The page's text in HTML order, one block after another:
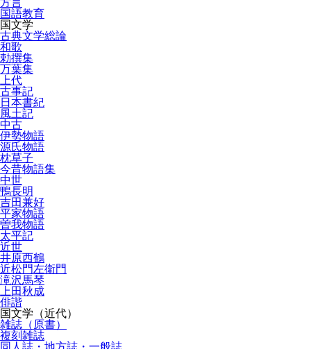
方言
国語教育
国文学
古典文学総論
和歌
勅撰集
万葉集
上代
古事記
日本書紀
風土記
中古
伊勢物語
源氏物語
枕草子
今昔物語集
中世
鴨長明
吉田兼好
平家物語
曽我物語
太平記
近世
井原西鶴
近松門左衛門
滝沢馬琴
上田秋成
俳諧
国文学（近代）
雑誌（原書）
複刻雑誌
同人誌・地方誌・一般誌